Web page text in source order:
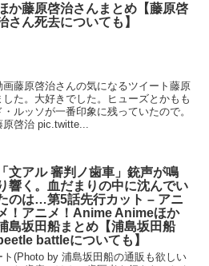
か藤原啓治さんまとめ【藤原啓
さん死去についても】
藤原啓治さんの気になるツイート藤原
た。大好きでした。ヒューズとかもも
ルッソが一番印象に残っていたので。
原啓治 pic.twitte...
「文アル 審判ノ歯車」銃声が鳴
響く。血だまりの中に沈んでい
のは…第5話先行カット – アニ
！アニメ！Anime Animeほか
島坂田船まとめ【浦島坂田船
battleについても】
(Photo by 浦島坂田船の通販も欲しい